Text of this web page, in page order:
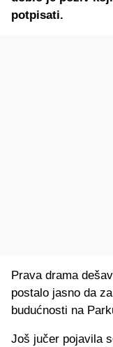
potpisati.
Prava drama
postalo jasno da
budućnosti na
Još jučer pojavila